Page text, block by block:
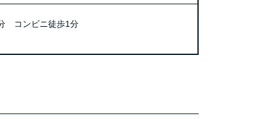
コンビニ徒歩1分